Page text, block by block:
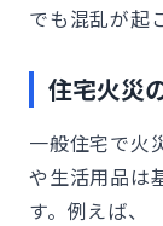
でも混乱が起
住宅火災
一般住宅で火
や生活用品は
す。例えば、